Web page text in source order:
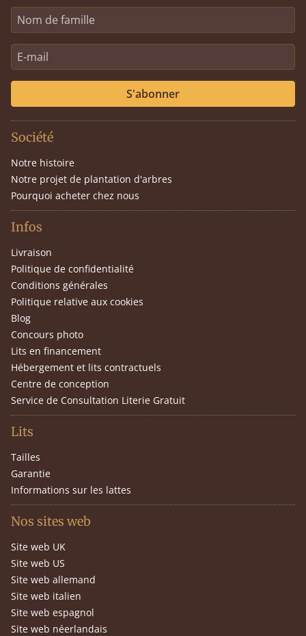
S'abonner
Société
Notre histoire
Notre projet de plantation d'arbres
Pourquoi acheter chez nous
Infos
Livraison
Politique de confidentialité
Conditions générales
Politique relative aux cookies
Blog
Concours photo
Lits en financement
Hébergement et lits contractuels
Centre de conception
Service de Consultation Literie Gratuit
Lits
Tailles
Garantie
Informations sur les lattes
Nos sites web
Site web UK
Site web US
Site web allemand
Site web italien
Site web espagnol
Site web néerlandais